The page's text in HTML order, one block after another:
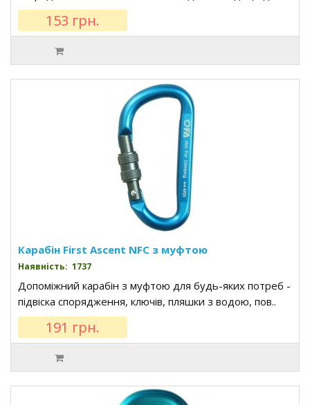
153 грн.
Карабін First Ascent NFC з муфтою
Наявність: 1737
Допоміжний карабін з муфтою для будь-яких потреб -
підвіска спорядження, ключів, пляшки з водою, пов..
191 грн.